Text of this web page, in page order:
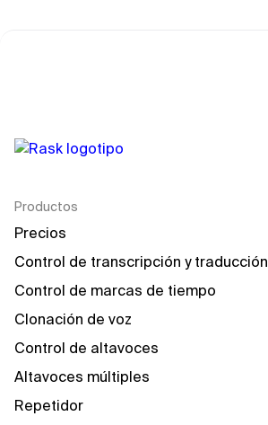
Productos
Precios
Control de transcripción y traducción
Control de marcas de tiempo
Clonación de voz
Control de altavoces
Altavoces múltiples
Repetidor